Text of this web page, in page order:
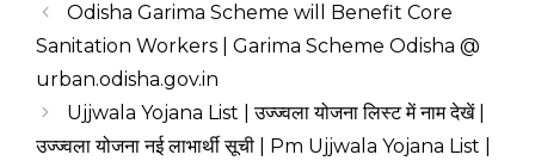
Odisha Garima Scheme will Benefit Core
Sanitation Workers | Garima Scheme Odisha @
urban.odisha.gov.in
Ujjwala Yojana List | उज्ज्वला योजना लिस्ट में नाम देखें |
उज्ज्वला योजना नई लाभार्थी सूची | Pm Ujjwala Yojana List |